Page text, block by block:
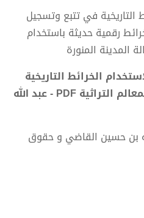
التاريخية في تتبع وتسجيل
رقمية حديثة باستخدام
المدينة المنورة
الخرائط التاريخية
في تتبع وتسجيل مواقع المعالم التراثية PDF - عبد الله
بن حسين القاضي و حقوق